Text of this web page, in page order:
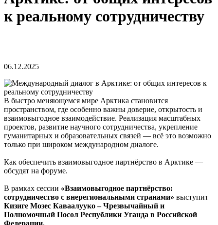
к реальному сотрудничеству
06.12.2025
В быстро меняющемся мире Арктика становится
пространством, где особенно важны доверие, открытость и
взаимовыгодное взаимодействие. Реализация масштабных
проектов, развитие научного сотрудничества, укрепление
гуманитарных и образовательных связей — всё это возможно
только при широком международном диалоге.
Как обеспечить взаимовыгодное партнёрство в Арктике —
обсудят на форуме.
В рамках сессии «Взаимовыгодное партнёрство:
сотрудничество с внерегиональными странами» выступит
Кизиге Мозес Каваалууко – Чрезвычайный и
Полномочный Посол Республики Уганда в Российской
Федерации.